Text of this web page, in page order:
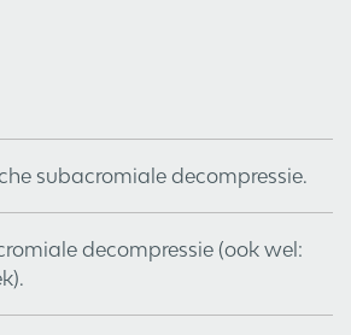
subacromiale decompressie.
decompressie (ook wel: